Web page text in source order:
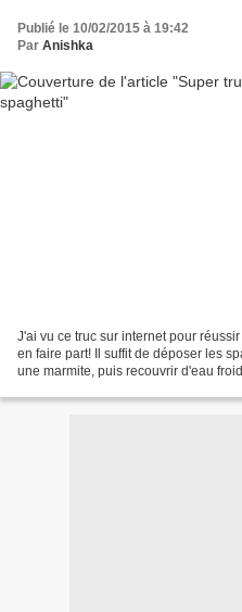
Publié le 10/02/2015 à 19:42
Par Anishka
J'ai vu ce truc sur internet pour
en faire part! Il suffit de déposer les
une marmite, puis recouvrir d'eau